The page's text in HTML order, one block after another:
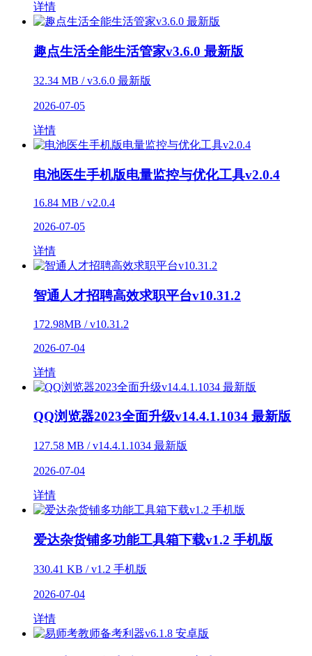
详情
趣点生活全能生活管家v3.6.0 最新版
32.34 MB / v3.6.0 最新版
2026-07-05
详情
电池医生手机版电量监控与优化工具v2.0.4
16.84 MB / v2.0.4
2026-07-05
详情
智通人才招聘高效求职平台v10.31.2
172.98MB / v10.31.2
2026-07-04
详情
QQ浏览器2023全面升级v14.4.1.1034 最新版
127.58 MB / v14.4.1.1034 最新版
2026-07-04
详情
爱达杂货铺多功能工具箱下载v1.2 手机版
330.41 KB / v1.2 手机版
2026-07-04
详情